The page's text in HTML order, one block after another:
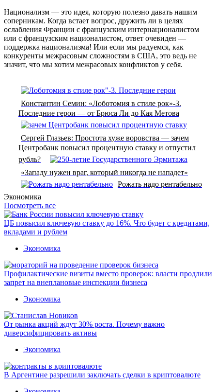
Национализм — это идея, которую полезно давать нашим
соперникам. Когда встает вопрос, дружить ли в целях
ослабления Франции с французским интернационалистом
или с французским националистом, ответ очевиден —
поддержка национализма! Или если мы радуемся, как
конкуренты межрасовым сложностям в США, это ведь не
значит, что мы хотим межрасовых конфликтов у себя.
Константин Семин: «Лоботомия в стиле рок»-3.
Последние герои — от Брюса Ли до Кая Метова
Сергей Глазьев: Простота хуже воровства — зачем
Центробанк повысил процентную ставку и отпустил
рубль?
«Западу нужен враг, который никогда не нападет»
Рожать надо рентабельно
Экономика
Посмотреть все
ЦБ повысил ключевую ставку до 16%. Что будет с кредитами,
вкладами и рублем
Экономика
Профилактические визиты вместо проверок: власти продлили
запрет на внеплановые инспекции бизнеса
Экономика
От рынка акций ждут 30% роста. Почему важно
диверсифицировать активы
Экономика
В Аргентине разрешили заключать сделки в криптовалюте